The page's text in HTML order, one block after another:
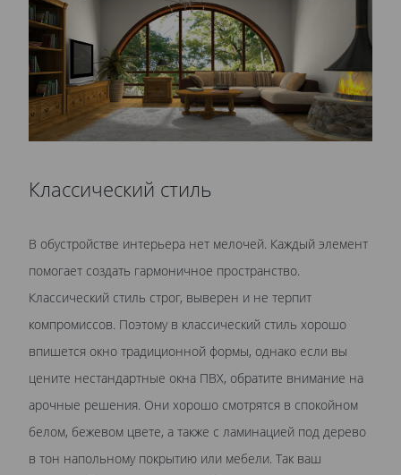
Классический стиль
В обустройстве интерьера нет мелочей. Каждый элемент
помогает создать гармоничное пространство.
Классический стиль строг, выверен и не терпит
компромиссов. Поэтому в классический стиль хорошо
впишется окно традиционной формы, однако если вы
цените нестандартные окна ПВХ, обратите внимание на
арочные решения. Они хорошо смотрятся в спокойном
белом, бежевом цвете, а также с ламинацией под дерево
в тон напольному покрытию или мебели. Так ваш